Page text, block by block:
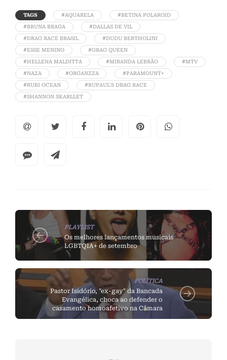
TAGS #AQUARELA #BETINA POLAROID
#BRUNA BRAGA #DALLAS DE VIL
#DRAG RACE BRASIL #DUDU BERTHOLINI
#ESSE MENINO #GRAG QUEEN
#HELLENA MALDITTA #MIRANDA LEBRÃO #MTV
#NAZA #ORGANZZA #PARAMOUNT+
#RUBI OCEAN #RUPAUL'S DRAG RACE
#SHANNON SKARLLET
PLAYLIST
Os melhores lançamentos musicais
LGBTQIA+ de setembro
POLÍTICA
Pastor Isidório, "ex-gay" da Bancada
Evangélica, choca ao defender o
casamento homoafetivo na Câmara